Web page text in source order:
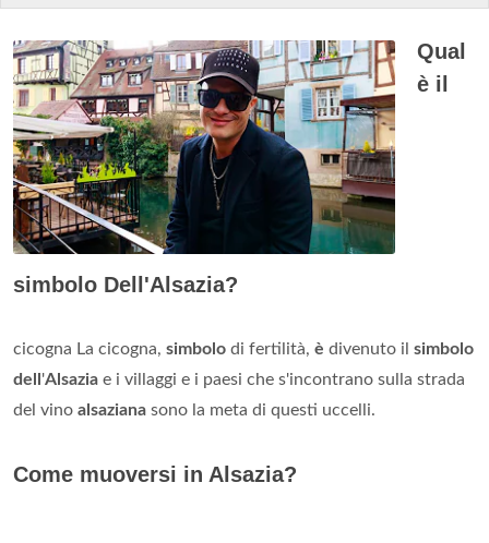
Qual
è il
simbolo Dell'Alsazia?
cicogna La cicogna, simbolo di fertilità, è divenuto il simbolo
dell 'Alsazia e i villaggi e i paesi che s'incontrano sulla strada
del vino alsaziana sono la meta di questi uccelli.
Come muoversi in Alsazia?